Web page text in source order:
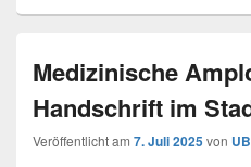
Medizinische
Handschrift im
Veröffentlicht am 7. Juli 2025von